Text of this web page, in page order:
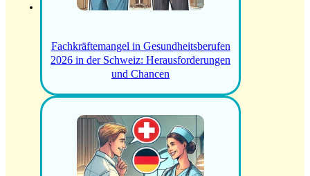
Fachkräftemangel in Gesundheitsberufen
2026 in der Schweiz: Herausforderungen
und Chancen